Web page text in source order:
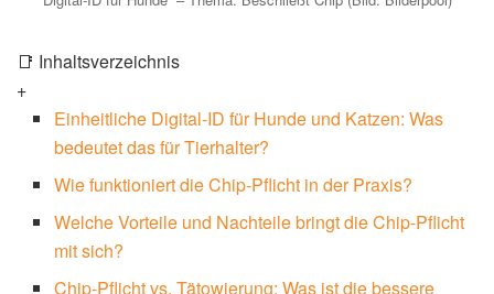
📑 Inhaltsverzeichnis
+
Einheitliche Digital-ID für Hunde und Katzen: Was
bedeutet das für Tierhalter?
Wie funktioniert die Chip-Pflicht in der Praxis?
Welche Vorteile und Nachteile bringt die Chip-Pflicht
mit sich?
Chip-Pflicht vs. Tätowierung: Was ist die bessere